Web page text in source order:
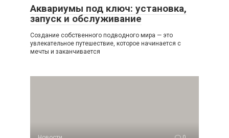
Аквариумы под ключ: установка,
запуск и обслуживание
Создание собственного подводного мира — это
увлекательное путешествие, которое начинается с
мечты и заканчивается